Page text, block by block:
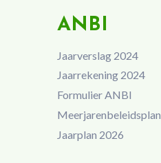
ANBI
Jaarverslag 2024
Jaarrekening 2024
Formulier ANBI
Meerjarenbeleidsplan
Jaarplan 2026